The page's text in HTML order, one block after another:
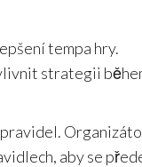
tempa hry.
strategii
aby se